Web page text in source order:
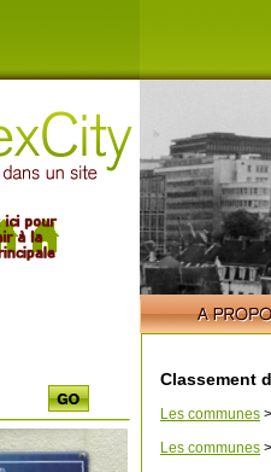
Classement
Les communes >
Les communes >